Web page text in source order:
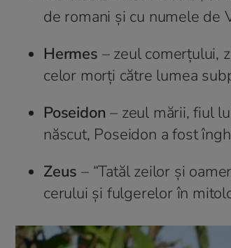
de romani și cu numele de
Hermes – zeul comerțului,
celor morți către lumea
Poseidon– zeul mării, fiul
născut, Poseidon a fost
Zeus – “Tatăl zeilor și
cerului și fulgerelor în